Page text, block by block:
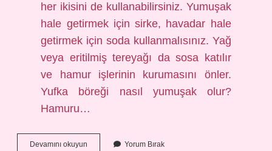
her ikisini de kullanabilirsiniz. Yumuşak
hale getirmek için sirke, havadar hale
getirmek için soda kullanmalısınız. Yağ
veya eritilmiş tereyağı da sosa katılır
ve hamur işlerinin kurumasını önler.
Yufka böreği nasıl yumuşak olur?
Hamuru…
Devamını okuyun Yufkanin
Yorum Bırak